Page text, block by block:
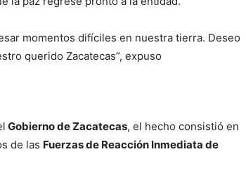
momentos difíciles en nuestra tierra. Deseo
querido Zacatecas”, expuso
Gobierno de Zacatecas, el hecho consistió en
de las Fuerzas de Reacción Inmediata de